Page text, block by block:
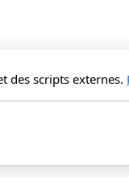
des scripts externes.